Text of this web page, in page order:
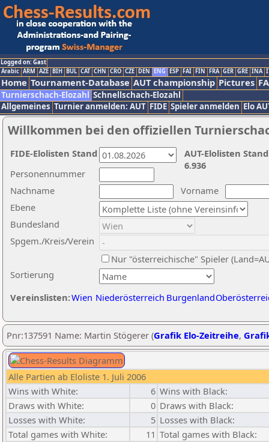
Logged on: Gast
Arabic ARM AZE BIH BUL CAT CHN CRO CZE DEN ENG ESP FAI FIN FRA GER GRE INA
Home Tournament-Database AUT championship Pictures
Turnierschach-Elozahl Schnellschach-Elozahl
Allgemeines Turnier anmelden: AUT FIDE Spieler anmelden Elo
Willkommen bei den offiziellen
Nachname
Vorname
Ebene
Sortierung
Personennummer
Bundesland
Spgem./Kreis/Verein
Nur "österreichische" Spieler
Vereinslisten:Wien Niederösterreich Burgenland
AUT-Elolisten
6.936
FIDE-Elolisten Stand
Pnr:137591 Name: Martin Stögerer (Grafik Elo-Zeitreihe,
Alle Partien ab Eloliste 1. Juli 2006
Wins with White:
6 Wins with Black:
Draws with White:
0 Draws with Black:
Losses with White:
5 Losses with Black:
Total games with White:
11 Total games with Black: